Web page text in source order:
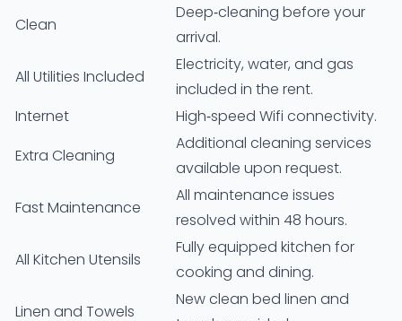
Clean
Deep-cleaning before your
arrival.
All Utilities Included
Electricity, water, and gas
included in the rent.
Internet
High-speed Wifi connectivity.
Extra Cleaning
Additional cleaning services
available upon request.
Fast Maintenance
All maintenance issues
resolved within 48 hours.
All Kitchen Utensils
Fully equipped kitchen for
cooking and dining.
Linen and Towels
New clean bed linen and